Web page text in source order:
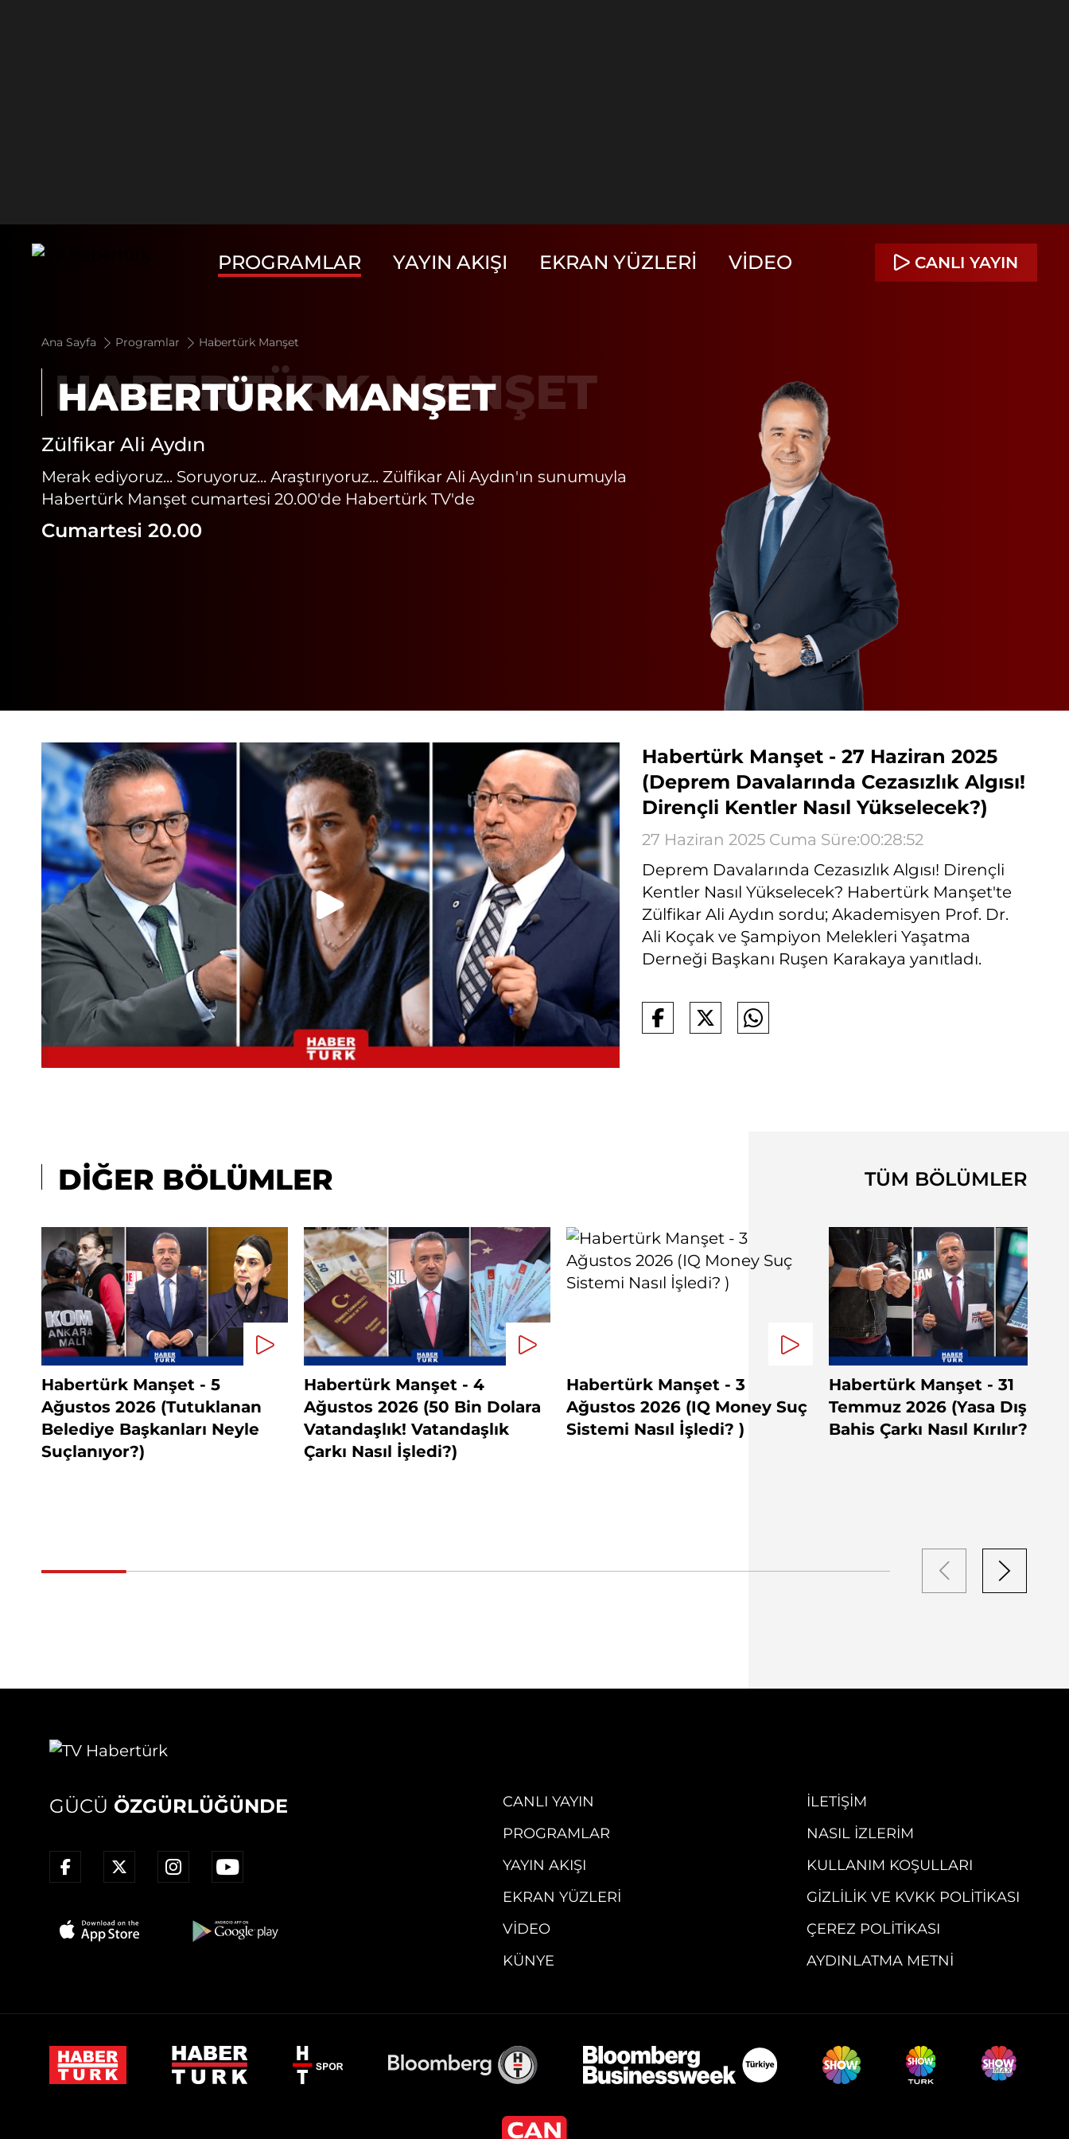
PROGRAMLAR YAYIN AKIŞI EKRAN YÜZLERI VIDEO CANLI YAYIN
Ana Sayfa Programlar Habertürk Manşet
HABERTÜRK MANŞET
Zülfikar Ali Aydın
Merak ediyoruz... Soruyoruz... Araştırıyoruz... Zülfikar Ali Aydın'ın sunumuyla
Habertürk Manşet cumartesi 20.00'de Habertürk TV'de
Cumartesi 20.00
Habertürk Manşet - 27 Haziran 2025
(Deprem Davalarında Cezasızlık Algısı!
Dirençli Kentler Nasıl Yükselecek?)
27 Haziran 2025 Cuma Süre:00:28:52
Deprem Davalarında Cezasızlık Algısı! Dirençli
Kentler Nasıl Yükselecek? Habertürk Manşet'te
Zülfikar Ali Aydın sordu; Akademisyen Prof. Dr.
Ali Koçak ve Şampiyon Melekleri Yaşatma
Derneği Başkanı Ruşen Karakaya yanıtladı.
DİĞER BÖLÜMLER TÜM BÖLÜMLER
Habertürk Manşet - 5
Ağustos 2026 (Tutuklanan
Belediye Başkanları Neyle
Suçlanıyor?)
Habertürk Manşet - 4
Ağustos 2026 (50 Bin Dolara
Vatandaşlık! Vatandaşlık
Çarkı Nasıl İşledi?)
Habertürk Manşet - 3
Ağustos 2026 (IQ Money Suç
Sistemi Nasıl İşledi? )
Habertürk Manşet - 31
Temmuz 2026 (Yasa Dışı
Bahis Çarkı Nasıl Kırılır?)
GÜCÜ ÖZGÜRLÜĞÜNDE
CANLI YAYIN
PROGRAMLAR
YAYIN AKIŞI
EKRAN YÜZLERI
VIDEO
KÜNYE
İLETIŞIM
NASIL İZLERIM
KULLANIM KOŞULLARI
GIZLILIK VE KVKK POLITIKASI
ÇEREZ POLITIKASI
AYDINLATMA METNI